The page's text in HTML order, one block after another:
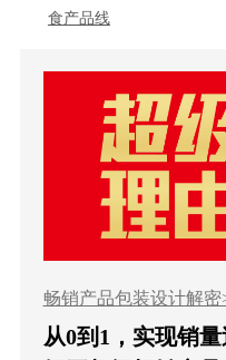
食产品线
畅销产品包装设计解密
从0到1，实现销量